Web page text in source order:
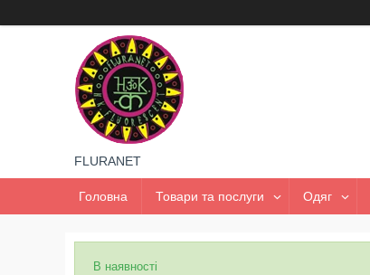
FLURANET
Головна Товари та послуги Одяг
В наявності